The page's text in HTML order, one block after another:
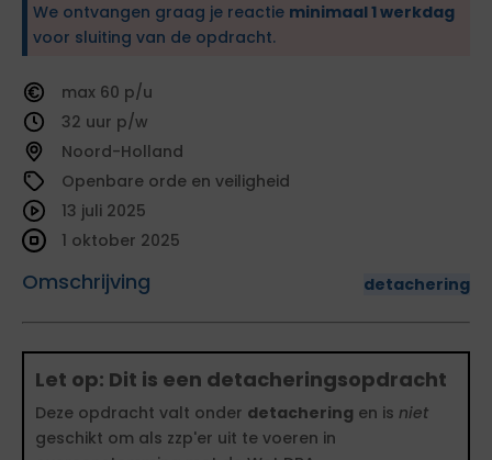
We ontvangen graag je reactie minimaal 1 werkdag
voor sluiting van de opdracht.
60
32
Noord-Holland
Openbare orde en veiligheid
Omschrijving detachering
13 juli 2025
1 oktober 2025
Let op: Dit is een detacheringsopdracht
Deze opdracht valt onder detachering en is niet
geschikt om als zzp'er uit te voeren in